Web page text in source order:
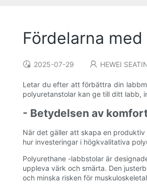
Fördelarna
2025-07-29 HEWEI
Letar du efter att förbättra din
polyuretanstolar kan ge till ditt labb,
- Betydelsen av
När det gäller att skapa en
hur investeringar i högkvalitativa
Polyurethane -labbstolar är
uppleva värk och smärta. Den
och minska risken för